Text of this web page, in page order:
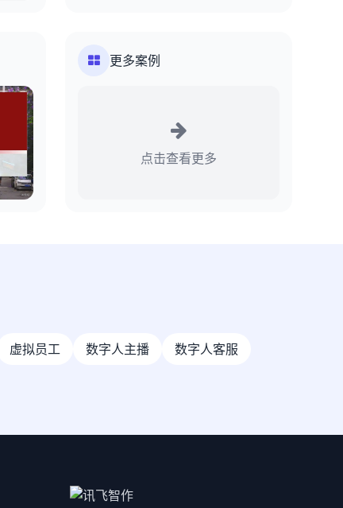
更多案例
点击查看更多
虚拟员工 数字人主播
数字人客服